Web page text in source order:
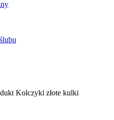
Kolczyki złote kulki